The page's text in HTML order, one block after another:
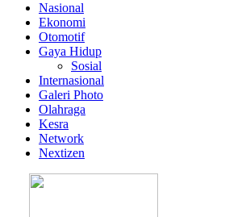
Nasional
Ekonomi
Otomotif
Gaya Hidup
Sosial
Internasional
Galeri Photo
Olahraga
Kesra
Network
Nextizen